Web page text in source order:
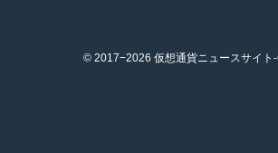
© 2017−2026 仮想通貨ニュースサイト